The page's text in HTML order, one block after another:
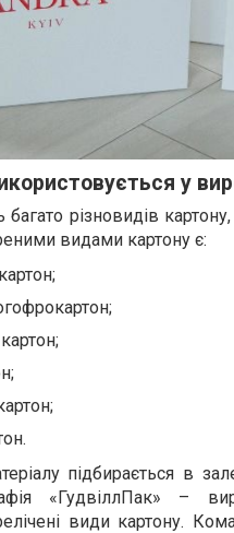
у
багато різновидів
видами картону є:
підбирається в
«ГудвіллПак» –
види картону.